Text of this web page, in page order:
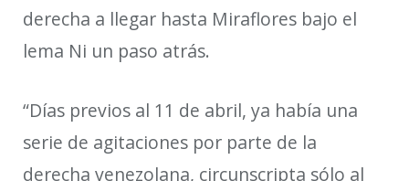
derecha a llegar hasta Miraflores bajo el
lema Ni un paso atrás.
“Días previos al 11 de abril, ya había una
serie de agitaciones por parte de la
derecha venezolana, circunscripta sólo al